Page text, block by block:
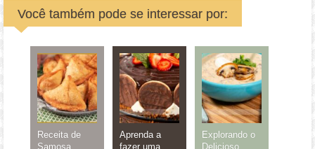
Você também pode se interessar por:
Receita de
Samosa
Aprenda a
fazer uma
Explorando o
Delicioso